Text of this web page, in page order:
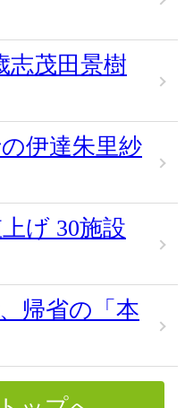
志茂田景樹
伊達朱里紗
げ 30施設
帰省の「本